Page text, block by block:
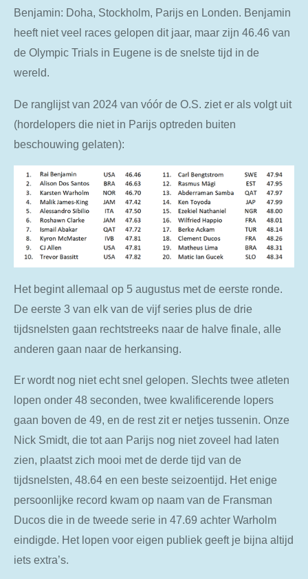
Benjamin: Doha, Stockholm, Parijs en Londen. Benjamin
heeft niet veel races gelopen dit jaar, maar zijn 46.46 van
de Olympic Trials in Eugene is de snelste tijd in de
wereld.
De ranglijst van 2024 van vóór de O.S. ziet er als volgt uit
(hordelopers die niet in Parijs optreden buiten
beschouwing gelaten):
Het begint allemaal op 5 augustus met de eerste ronde.
De eerste 3 van elk van de vijf series plus de drie
tijdsnelsten gaan rechtstreeks naar de halve finale, alle
anderen gaan naar de herkansing.
Er wordt nog niet echt snel gelopen. Slechts twee atleten
lopen onder 48 seconden, twee kwalificerende lopers
gaan boven de 49, en de rest zit er netjes tussenin. Onze
Nick Smidt, die tot aan Parijs nog niet zoveel had laten
zien, plaatst zich mooi met de derde tijd van de
tijdsnelsten, 48.64 en een beste seizoentijd. Het enige
persoonlijke record kwam op naam van de Fransman
Ducos die in de tweede serie in 47.69 achter Warholm
eindigde. Het lopen voor eigen publiek geeft je bijna altijd
iets extra’s.